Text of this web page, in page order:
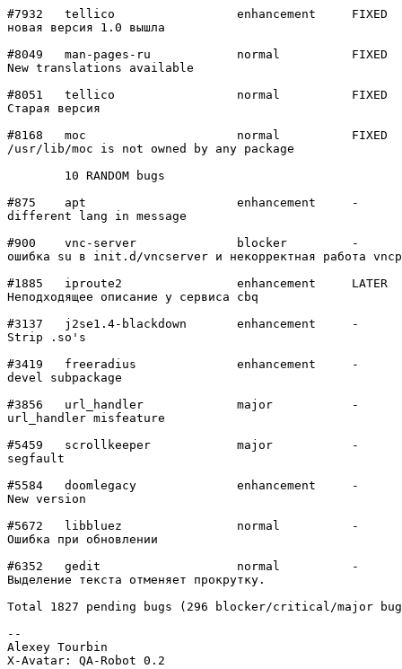
#7932	tellico         	enhancement	FIXED
новая версия 1.0 вышла
#8049	man-pages-ru    	normal  	FIXED
New translations available
#8051	tellico         	normal  	FIXED
Старая версия
#8168	moc             	normal  	FIXED
/usr/lib/moc is not owned by any package
#875	apt             	enhancement	-
different lang in message
#900	vnc-server      	blocker 	-
ошибка su в init.d/vncserver и некорректная работа
#1885	iproute2        	enhancement	LATER
Неподходящее описание у сервиса cbq
#3137	j2se1.4-blackdown	enhancement	-
Strip .so's
#3419	freeradius      	enhancement	-
devel subpackage
#3856	url_handler     	major   	-
url_handler misfeature
#5459	scrollkeeper    	major   	-
segfault
#5584	doomlegacy      	enhancement	-
New version
#5672	libbluez        	normal  	-
Ошибка при обновлении
#6352	gedit           	normal  	-
Выделение текста отменяет прокрутку.
Total 1827 pending bugs (296 blocker/critical/major
--
Alexey Tourbin
X-Avatar: QA-Robot 0.2